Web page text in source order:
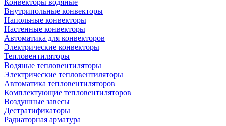
Конвекторы водяные
Внутрипольные конвекторы
Напольные конвекторы
Настенные конвекторы
Автоматика для конвекторов
Электрические конвекторы
Тепловентиляторы
Водяные тепловентиляторы
Электрические тепловентиляторы
Автоматика тепловентиляторов
Комплектующие тепловентиляторов
Воздушные завесы
Дестратификаторы
Радиаторная арматура